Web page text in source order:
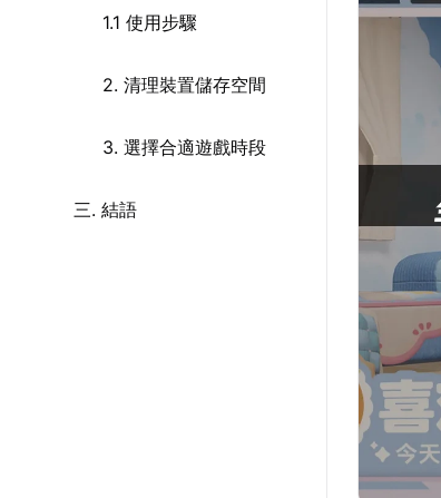
1.1 使用步驟
2. 清理裝置儲存空間
3. 選擇合適遊戲時段
三. 結語